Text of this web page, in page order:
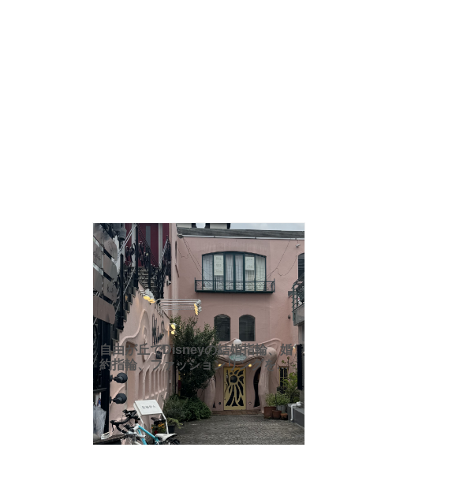
自由が丘でDisneyの結婚指輪、婚
約指輪、ファッションリングを購
入でいるお店「ケイウノ」さん。
指輪やネックレスはシンデレラや
美女と野獣などのプリンセスシリ
ーズ